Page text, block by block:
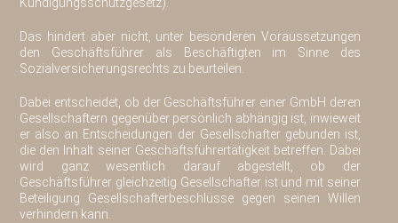
Kündigungsschutzgesetz).
Das hindert aber nicht, unter besonderen Voraussetzungen
den Geschäftsführer als Beschäftigten im Sinne des
Sozialversicherungsrechts zu beurteilen.
Dabei entscheidet, ob der Geschäftsführer einer GmbH deren
Gesellschaftern gegenüber persönlich abhängig ist, inwieweit
er also an Entscheidungen der Gesellschafter gebunden ist,
die den Inhalt seiner Geschäftsführertätigkeit betreffen. Dabei
wird ganz wesentlich darauf abgestellt, ob der
Geschäftsführer gleichzeitig Gesellschafter ist und mit seiner
Beteiligung Gesellschafterbeschlüsse gegen seinen Willen
verhindern kann.